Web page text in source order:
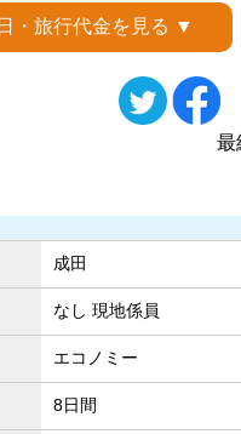
王家の谷
・旅行代金を見る ▼
最
成田
なし 現地係員
エコノミー
8日間